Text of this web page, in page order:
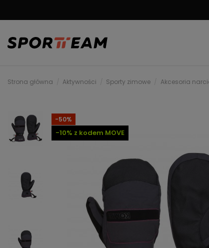
Strona główna Aktywności Sporty zimowe Akcesoria
-50%
-10% z kodem MOVE